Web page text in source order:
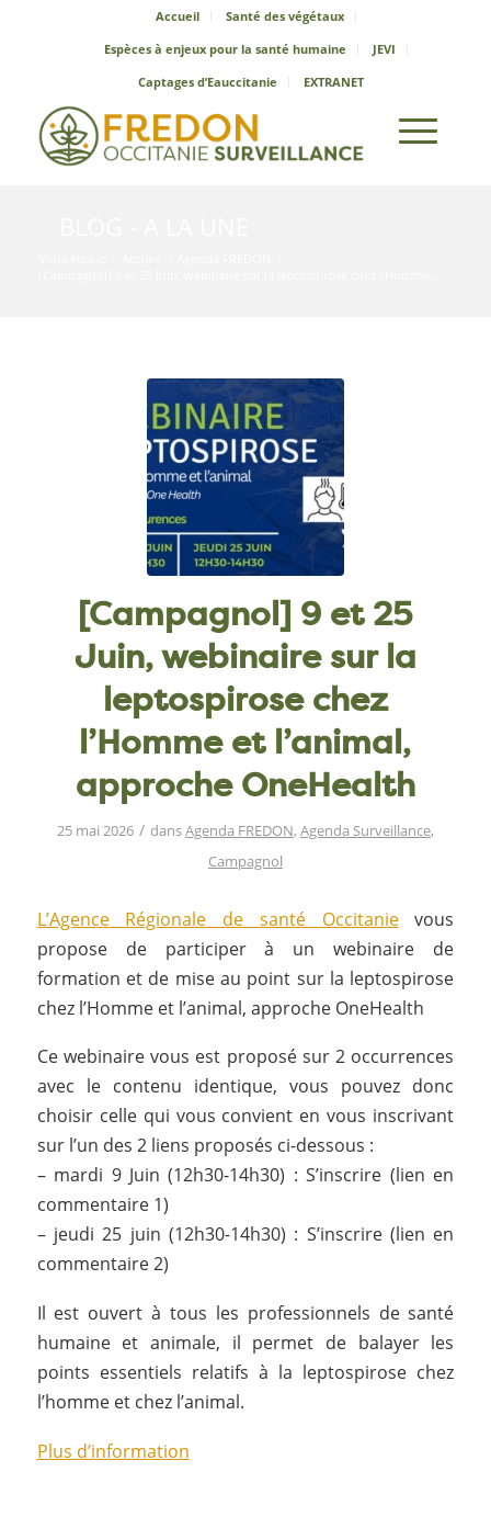
Accueil
Santé des végétaux
Espèces à enjeux pour la santé humaine
JEVI
Captages d’Eauccitanie
EXTRANET
[Campagnol] 9 et 25
Juin, webinaire sur la
leptospirose chez
l’Homme et l’animal,
approche OneHealth
25 mai 2026 / dansAgenda FREDON, Agenda Surveillance,
Campagnol
L’Agence Régionale de santé Occitanievous
propose de participer à un webinaire de
formation et de mise au point sur la leptospirose
chez l’Homme et l’animal, approche OneHealth
Ce webinaire vous est proposé sur 2 occurrences
avec le contenu identique, vous pouvez donc
choisir celle qui vous convient en vous inscrivant
sur l’un des 2 liens proposés ci-dessous :
– mardi 9 Juin (12h30-14h30) : S’inscrire (lien en
commentaire 1)
– jeudi 25 juin (12h30-14h30) : S’inscrire (lien en
commentaire 2)
Il est ouvert à tous les professionnels de santé
humaine et animale, il permet de balayer les
points essentiels relatifs à la leptospirose chez
l’homme et chez l’animal.
Plus d’information